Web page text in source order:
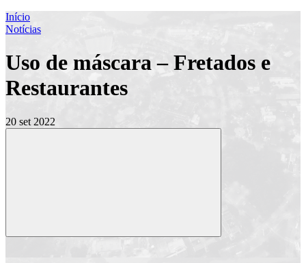
Início
Notícias
Uso de máscara – Fretados e
Restaurantes
20 set 2022
Compartilhar